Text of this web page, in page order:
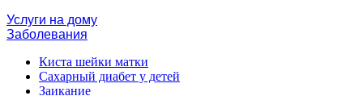
Услуги на дому
Заболевания
Киста шейки матки
Сахарный диабет у детей
Заикание